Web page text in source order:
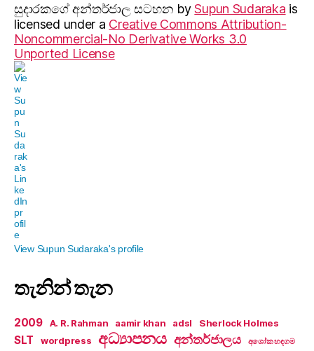
සුදාරක‍ගේ අන්තර්ජාල සටහන bySupun Sudaraka is
licensed under a Creative Commons Attribution-
Noncommercial-No Derivative Works 3.0
Unported License
View Supun Sudaraka's profile
තැනින් තැන
2009 A. R. Rahman aamir khan adsl Sherlock Holmes
SLT wordpress අධ්‍යාපනය අන්තර්ජාලය අශෝක හඳගම